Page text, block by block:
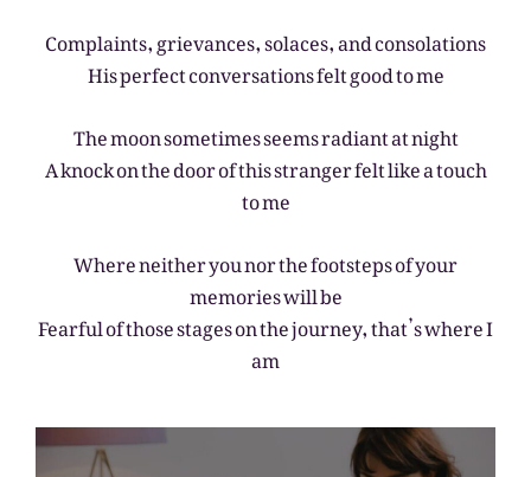
Complaints, grievances, solaces, and consolations
His perfect conversations felt good to me
The moon sometimes seems radiant at night
A knock on the door of this stranger felt like a touch
to me
Where neither you nor the footsteps of your
memories will be
Fearful of those stages on the journey, that’s where I
am